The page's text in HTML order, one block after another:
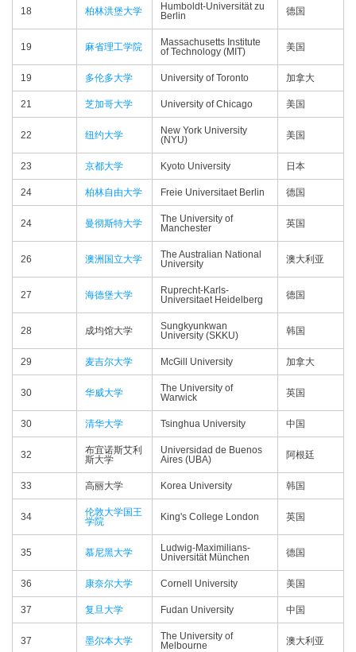
18 柏林洪堡大学
Humboldt-Universität zu
Berlin
德国
19 麻省理工学院
Massachusetts Institute
of Technology (MIT)
美国
19 多伦多大学 University of Toronto 加拿大
21 芝加哥大学 University of Chicago 美国
22 纽约大学
New York University
(NYU)
美国
23 京都大学 Kyoto University 日本
24 柏林自由大学 Freie Universitaet Berlin 德国
24 曼彻斯特大学
The University of
Manchester
英国
26 澳洲国立大学
The Australian National
University
澳大利亚
27 海德堡大学
Ruprecht-Karls-
Universitaet Heidelberg
德国
28 成均馆大学
Sungkyunkwan
University (SKKU)
韩国
29 麦吉尔大学 McGill University 加拿大
30 华威大学
The University of
Warwick
英国
30 清华大学 Tsinghua University 中国
32
布宜诺斯艾利
斯大学
Universidad de Buenos
Aires (UBA)
阿根廷
33 高丽大学 Korea University 韩国
34
伦敦大学国王
学院
King's College London 英国
35 慕尼黑大学
Ludwig-Maximilians-
Universität München
德国
36 康奈尔大学 Cornell University 美国
37 复旦大学 Fudan University 中国
37 墨尔本大学
The University of
Melbourne
澳大利亚